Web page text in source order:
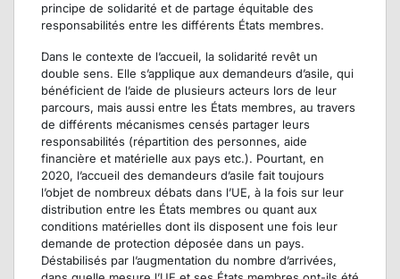
principe de solidarité et de partage équitable des
responsabilités entre les différents États membres.
Dans le contexte de l’accueil, la solidarité revêt un
double sens. Elle s’applique aux demandeurs d’asile, qui
bénéficient de l’aide de plusieurs acteurs lors de leur
parcours, mais aussi entre les États membres, au travers
de différents mécanismes censés partager leurs
responsabilités (répartition des personnes, aide
financière et matérielle aux pays etc.). Pourtant, en
2020, l’accueil des demandeurs d’asile fait toujours
l’objet de nombreux débats dans l’UE, à la fois sur leur
distribution entre les États membres ou quant aux
conditions matérielles dont ils disposent une fois leur
demande de protection déposée dans un pays.
Déstabilisés par l’augmentation du nombre d’arrivées,